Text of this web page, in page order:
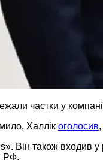
частки у
Халлік оголосив
Він також входив
РФ.